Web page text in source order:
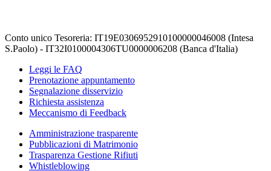
Conto unico Tesoreria: IT19E0306952910100000046008 (Intesa
S.Paolo) - IT32I0100004306TU0000006208 (Banca d'Italia)
Leggi le FAQ
Prenotazione appuntamento
Segnalazione disservizio
Richiesta assistenza
Meccanismo di Feedback
Amministrazione trasparente
Pubblicazioni di Matrimonio
Trasparenza Gestione Rifiuti
Whistleblowing